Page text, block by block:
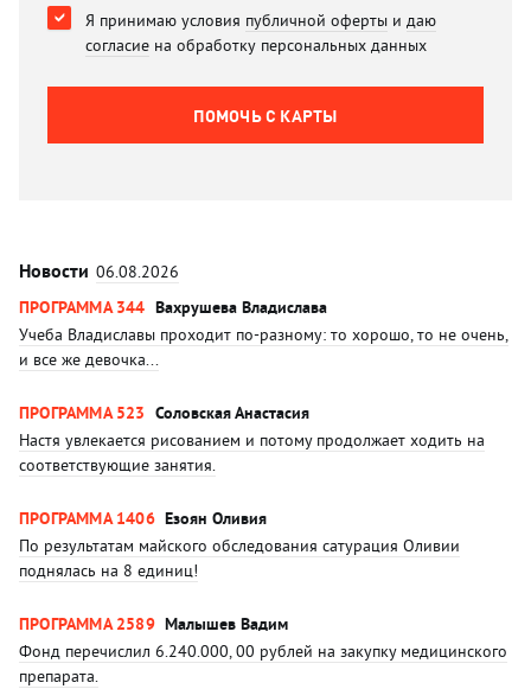
Я принимаю условия публичной оферты и даю
согласие на обработку персональных данных
ПОМОЧЬ C КАРТЫ
Новости 06.08.2026
ПРОГРАММА 344 Вахрушева Владислава
Учеба Владиславы проходит по-разному: то хорошо, то не очень,
и все же девочка...
ПРОГРАММА 523 Соловская Анастасия
Настя увлекается рисованием и потому продолжает ходить на
соответствующие занятия.
ПРОГРАММА 1406 Езоян Оливия
По результатам майского обследования сатурация Оливии
поднялась на 8 единиц!
ПРОГРАММА 2589 Малышев Вадим
Фонд перечислил 6.240.000, 00 рублей на закупку медицинского
препарата.